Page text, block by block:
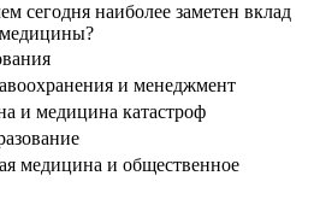
сегодня наиболее заметен вклад
и менеджмент
и медицина катастроф
медицина и общественное